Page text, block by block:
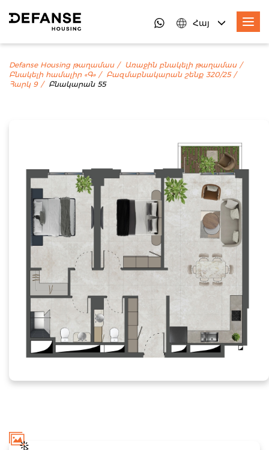
Հայ
Defanse Housing թաղամաս
Առաջին բնակելի թաղամաս
Բնակելի համալիր «Գ»
Բազմաբնակարան շենք 320/25
Հարկ 9
Բնակարան 55